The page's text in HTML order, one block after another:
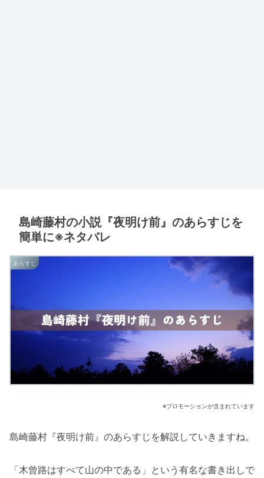
島崎藤村の小説『夜明け前』のあらすじを
簡単に※ネタバレ
あらすじ
※プロモーションが含まれています
島崎藤村『夜明け前』のあらすじを解説していきますね。
「木曾路はすべて山の中である」という有名な書き出しで